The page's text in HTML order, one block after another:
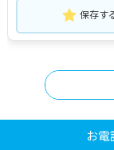
保存す
お